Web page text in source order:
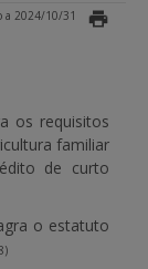
a 2024/10/31
os requisitos
familiar
de curto
o estatuto